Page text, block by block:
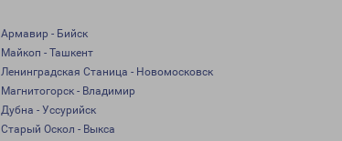
Армавир - Бийск
Майкоп - Ташкент
Ленинградская Станица - Новомосковск
Магнитогорск - Владимир
Дубна - Уссурийск
Старый Оскол - Выкса